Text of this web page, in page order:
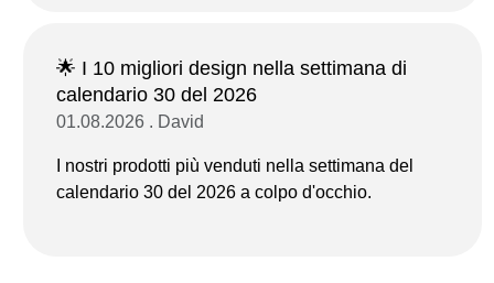
🌟 I 10 migliori design nella settimana di
calendario 30 del 2026
01.08.2026 . David
I nostri prodotti più venduti nella settimana del
calendario 30 del 2026 a colpo d'occhio.